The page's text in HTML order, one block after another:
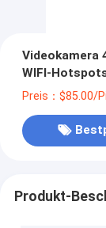
Videokamera
WIFI-
Preis：$85.00/
Produkt-